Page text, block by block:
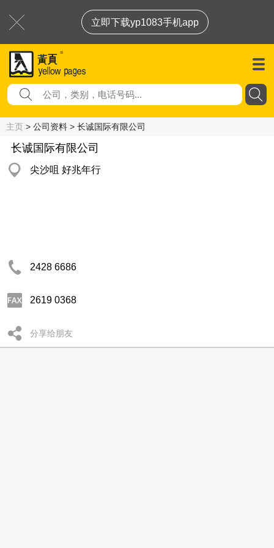
立即下载yp1083手机app
主页 > 公司资料 > 长诚国际有限公司
长诚国际有限公司
尖沙咀 好兆年行
2428 6686
2619 0368
分享给朋友